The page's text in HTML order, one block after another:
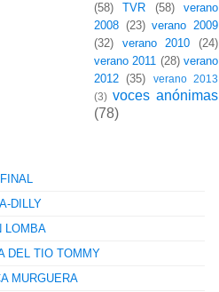
(58)
TVR (58)
verano
2008 (23) verano 2009
(32)
verano 2010
(24)
verano 2011 (28) verano
2012 (35)
verano 2013
(3) voces anónimas
(78)
DILLY
LOMBA
DEL TIO TOMMY
MURGUERA